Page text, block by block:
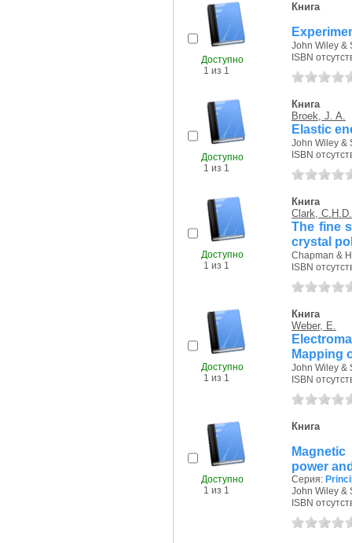
Доступно
1 из 1
Книга
John Wiley &
ISBN
Доступно
1 из 1
Книга
Broek, J. A.
Elastic
John Wiley &
ISBN
Доступно
1 из 1
Книга
Clark, C.H.D.
The fine
crystal
Chapman &
ISBN
Доступно
1 из 1
Книга
Weber, E.
Mapping
John Wiley &
ISBN
Доступно
1 из 1
Книга
power
Серия:
John Wiley &
ISBN